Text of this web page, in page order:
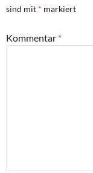
sind mit * markiert
Kommentar *